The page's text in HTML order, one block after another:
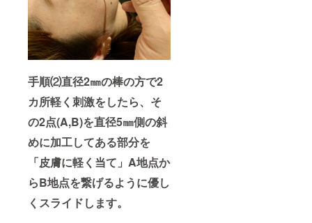
手順⑵直径2㎜の棒の方で2
カ所軽く刺激をしたら、そ
の2点(A,B)を直径5㎜側の斜
めに加工してある部分を
「皮膚に軽く当て」A地点か
らB地点を繋げるように優し
くスライドします。